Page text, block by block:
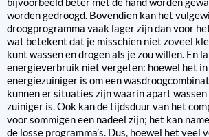
worden gedroogd. Bovendien kan het
droogprogramma vaak lager zijn dan voor
wat betekent dat je misschien niet zoveel
kunt wassen en drogen als je zou willen. En
energieverbruik niet vergeten: hoewel het
energiezuiniger is om een
kunnen er situaties zijn waarin apart
zuiniger is. Ook kan de tijdsduur van het
voor sommigen een nadeel zijn; het kan
de losse programma’s. Dus, hoewel het veel